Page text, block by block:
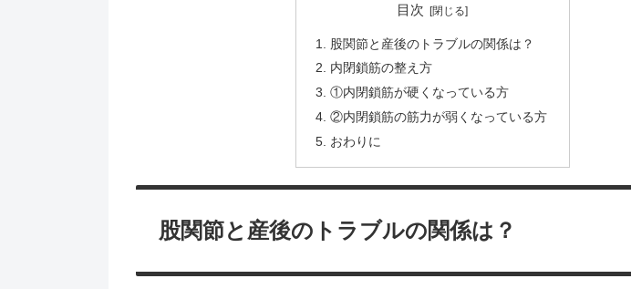
目次
股関節と産後のトラブルの関係は？
内閉鎖筋の整え方
①内閉鎖筋が硬くなっている方
②内閉鎖筋の筋力が弱くなっている方
おわりに
股関節と産後のトラブルの関係は？